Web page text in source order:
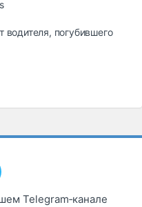
водителя, погубившего
Telegram‑канале